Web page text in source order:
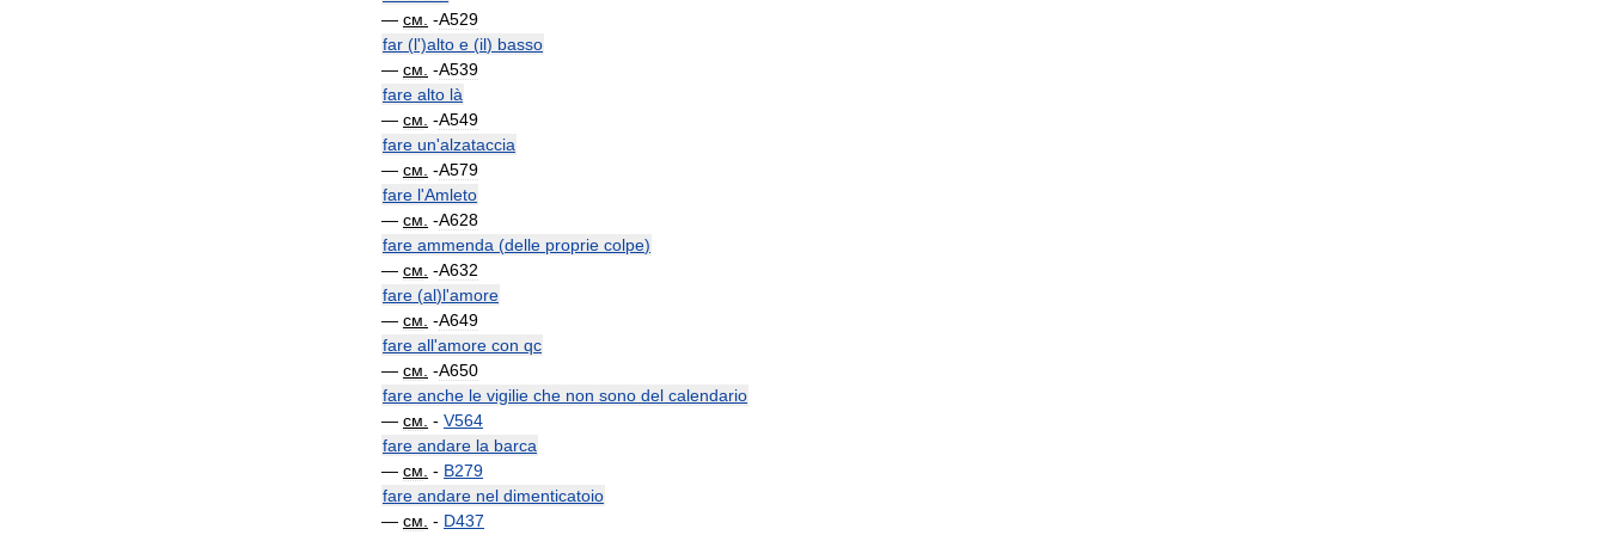
— см -A529
far (l')alto e (il) basso
— см -A539
fare alto là
— см -A549
fare un'alzataccia
— см -A579
fare l'Amleto
— см -A628
fare ammenda (delle proprie colpe)
— см -A632
fare (al)l'amore
— см -A649
fare all'amore con qc
— см -A650
fare anche le vigilie che non sono del calendario
— см - V564
fare andare la barca
— см - B279
fare andare nel dimenticatoio
— см - D437